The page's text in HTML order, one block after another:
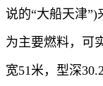
说的“大船天津
为主要燃料，可
宽51米，型深